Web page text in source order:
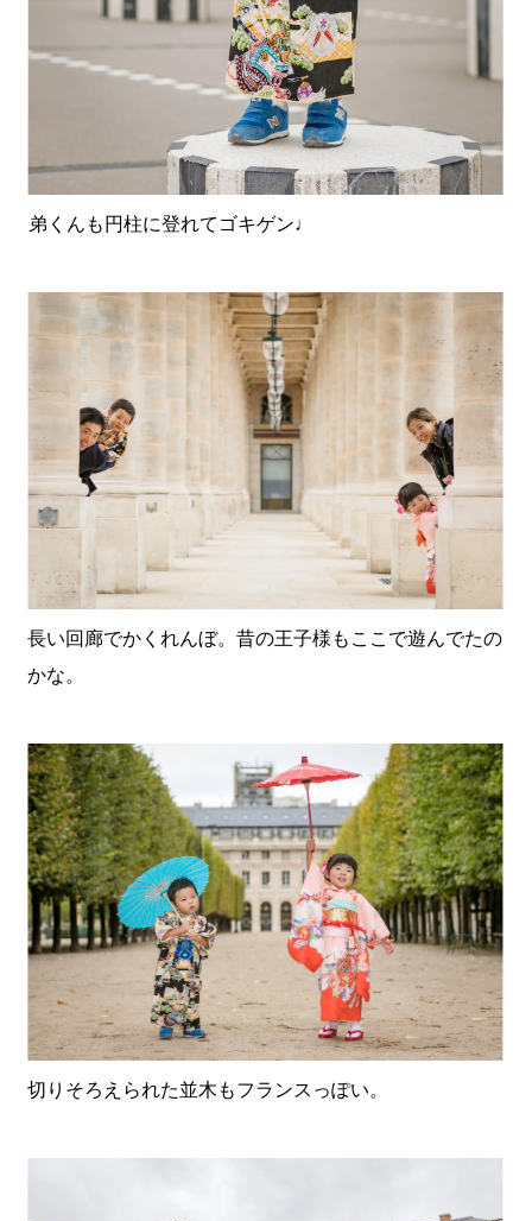
弟くんも円柱に登れてゴキゲン♩
長い回廊でかくれんぼ。昔の王子様もここで遊んでたの
かな。
切りそろえられた並木もフランスっぽい。